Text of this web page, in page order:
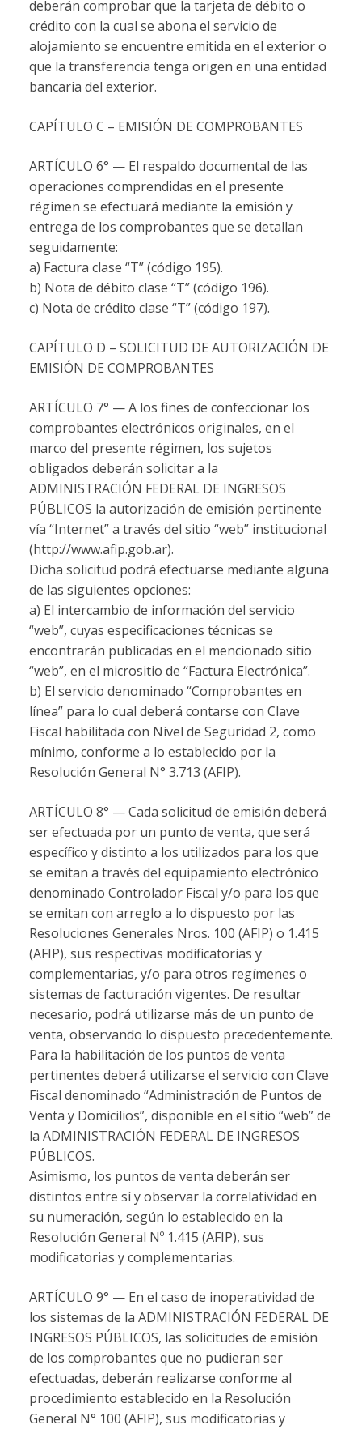
deberán comprobar que la tarjeta de débito o
crédito con la cual se abona el servicio de
alojamiento se encuentre emitida en el exterior o
que la transferencia tenga origen en una entidad
bancaria del exterior.
CAPÍTULO C – EMISIÓN DE COMPROBANTES
ARTÍCULO 6° — El respaldo documental de las
operaciones comprendidas en el presente
régimen se efectuará mediante la emisión y
entrega de los comprobantes que se detallan
seguidamente:
a) Factura clase “T” (código 195).
b) Nota de débito clase “T” (código 196).
c) Nota de crédito clase “T” (código 197).
CAPÍTULO D – SOLICITUD DE AUTORIZACIÓN DE
EMISIÓN DE COMPROBANTES
ARTÍCULO 7° — A los fines de confeccionar los
comprobantes electrónicos originales, en el
marco del presente régimen, los sujetos
obligados deberán solicitar a la
ADMINISTRACIÓN FEDERAL DE INGRESOS
PÚBLICOS la autorización de emisión pertinente
vía “Internet” a través del sitio “web” institucional
(http://www.afip.gob.ar).
Dicha solicitud podrá efectuarse mediante alguna
de las siguientes opciones:
a) El intercambio de información del servicio
“web”, cuyas especificaciones técnicas se
encontrarán publicadas en el mencionado sitio
“web”, en el micrositio de “Factura Electrónica”.
b) El servicio denominado “Comprobantes en
línea” para lo cual deberá contarse con Clave
Fiscal habilitada con Nivel de Seguridad 2, como
mínimo, conforme a lo establecido por la
Resolución General N° 3.713 (AFIP).
ARTÍCULO 8° — Cada solicitud de emisión deberá
ser efectuada por un punto de venta, que será
específico y distinto a los utilizados para los que
se emitan a través del equipamiento electrónico
denominado Controlador Fiscal y/o para los que
se emitan con arreglo a lo dispuesto por las
Resoluciones Generales Nros. 100 (AFIP) o 1.415
(AFIP), sus respectivas modificatorias y
complementarias, y/o para otros regímenes o
sistemas de facturación vigentes. De resultar
necesario, podrá utilizarse más de un punto de
venta, observando lo dispuesto precedentemente.
Para la habilitación de los puntos de venta
pertinentes deberá utilizarse el servicio con Clave
Fiscal denominado “Administración de Puntos de
Venta y Domicilios”, disponible en el sitio “web” de
la ADMINISTRACIÓN FEDERAL DE INGRESOS
PÚBLICOS.
Asimismo, los puntos de venta deberán ser
distintos entre sí y observar la correlatividad en
su numeración, según lo establecido en la
Resolución General Nº 1.415 (AFIP), sus
modificatorias y complementarias.
ARTÍCULO 9° — En el caso de inoperatividad de
los sistemas de la ADMINISTRACIÓN FEDERAL DE
INGRESOS PÚBLICOS, las solicitudes de emisión
de los comprobantes que no pudieran ser
efectuadas, deberán realizarse conforme al
procedimiento establecido en la Resolución
General N° 100 (AFIP), sus modificatorias y